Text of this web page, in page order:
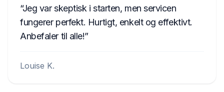
Jeg var skeptisk i starten, men servicen
fungerer perfekt. Hurtigt, enkelt og effektivt.
Anbefaler til alle!
Louise K.